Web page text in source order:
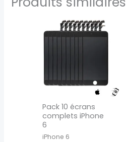
Pack 10 écrans
complets iPhone
6
iPhone 6
produit
a
options
peuvent
être
choisies